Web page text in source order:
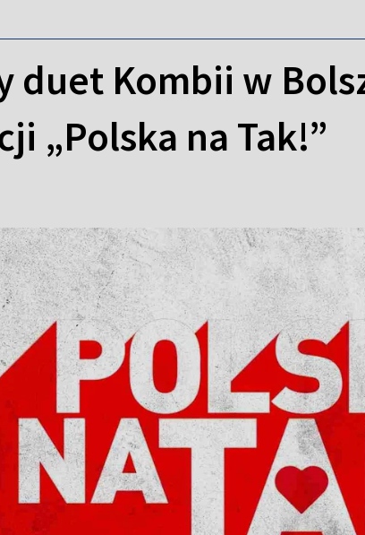
duet Kombii w
„Polska na Tak!”